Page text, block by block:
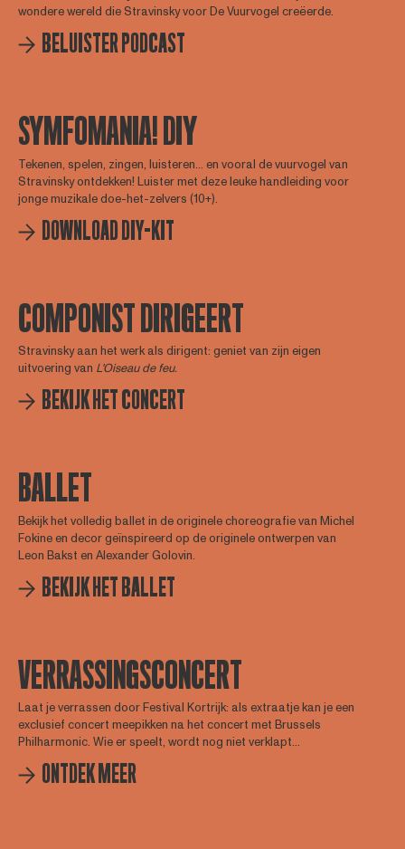
wondere wereld die Stravinsky voor De Vuurvogel creëerde.
BELUISTER PODCAST
SYMFOMANIA! DIY
Tekenen, spelen, zingen, luisteren... en vooral de vuurvogel van
Stravinsky ontdekken! Luister met deze leuke handleiding voor
jonge muzikale doe-het-zelvers (10+).
DOWNLOAD DIY-KIT
COMPONIST DIRIGEERT
Stravinsky aan het werk als dirigent: geniet van zijn eigen
uitvoering van L'Oiseau de feu.
BEKIJK HET CONCERT
BALLET
Bekijk het volledig ballet in de originele choreografie van Michel
Fokine en decor geïnspireerd op de originele ontwerpen van
Leon Bakst en Alexander Golovin.
BEKIJK HET BALLET
VERRASSINGSCONCERT
Laat je verrassen door Festival Kortrijk: als extraatje kan je een
exclusief concert meepikken na het concert met Brussels
Philharmonic. Wie er speelt, wordt nog niet verklapt...
ONTDEK MEER